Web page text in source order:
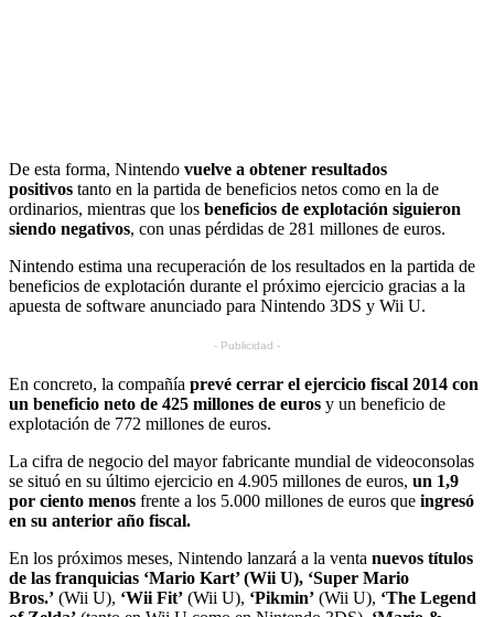
De esta forma, Nintendo vuelve a obtener resultados
positivos tanto en la partida de beneficios netos como en la de
ordinarios, mientras que los beneficios de explotación siguieron
siendo negativos, con unas pérdidas de 281 millones de euros.
Nintendo estima una recuperación de los resultados en la partida de
beneficios de explotación durante el próximo ejercicio gracias a la
apuesta de software anunciado para Nintendo 3DS y Wii U.
- Publicidad -
En concreto, la compañía prevé cerrar el ejercicio fiscal 2014 con
un beneficio neto de 425 millones de euros y un beneficio de
explotación de 772 millones de euros.
La cifra de negocio del mayor fabricante mundial de videoconsolas
se situó en su último ejercicio en 4.905 millones de euros, un 1,9
por ciento menos frente a los 5.000 millones de euros que ingresó
en su anterior año fiscal.
En los próximos meses, Nintendo lanzará a la venta nuevos títulos
de las franquicias ‘Mario Kart’ (Wii U), ‘Super Mario
Bros.’ (Wii U), ‘Wii Fit’ (Wii U), ‘Pikmin’ (Wii U), ‘The Legend